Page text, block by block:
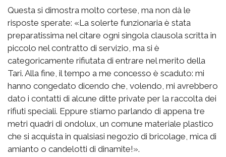
Questa si dimostra molto cortese, ma non dà le
risposte sperate: «La solerte funzionaria è stata
preparatissima nel citare ogni singola clausola scritta in
piccolo nel contratto di servizio, ma si è
categoricamente rifiutata di entrare nel merito della
Tari. Alla fine, il tempo a me concesso è scaduto: mi
hanno congedato dicendo che, volendo, mi avrebbero
dato i contatti di alcune ditte private per la raccolta dei
rifiuti speciali. Eppure stiamo parlando di appena tre
metri quadri di ondolux, un comune materiale plastico
che si acquista in qualsiasi negozio di bricolage, mica di
amianto o candelotti di dinamite!».